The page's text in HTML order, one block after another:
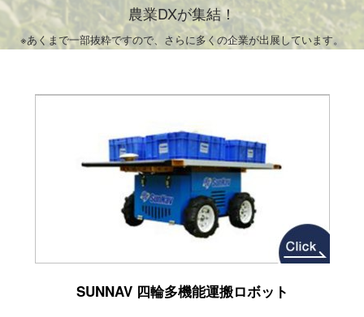
農業DXが集結！
※あくまで一部抜粋ですので、さらに多くの企業が出展しています。
SUNNAV 四輪多機能運搬ロボット